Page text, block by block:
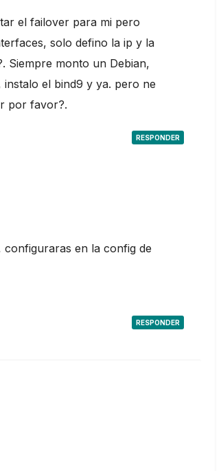
el failover para mi pero
solo defino la ip y la
Siempre monto un Debian,
el bind9 y ya. pero ne
por favor?.
RESPONDER
configuraras en la config de
RESPONDER